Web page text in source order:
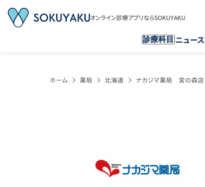
オンライン診療アプリならSOKUYAKU
診療科目 ニュース
ホーム 薬局 北海道 ナカジマ薬局 宮の森店